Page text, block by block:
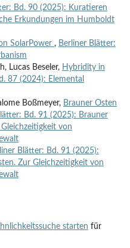
Bd. 90 (2025): Kuratieren
Erkundungen im Humboldt
SolarPower , Berliner Blätter:
Lucas Beseler, Hybridity in
87 (2024): Elemental
Boßmeyer, Brauner Osten
Bd. 91 (2025): Brauner
von
Blätter: Bd. 91 (2025):
Zur Gleichzeitigkeit von
starten für